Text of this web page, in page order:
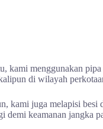
kami menggunakan
di wilayah
kami juga melapisi
demi keamanan jangka